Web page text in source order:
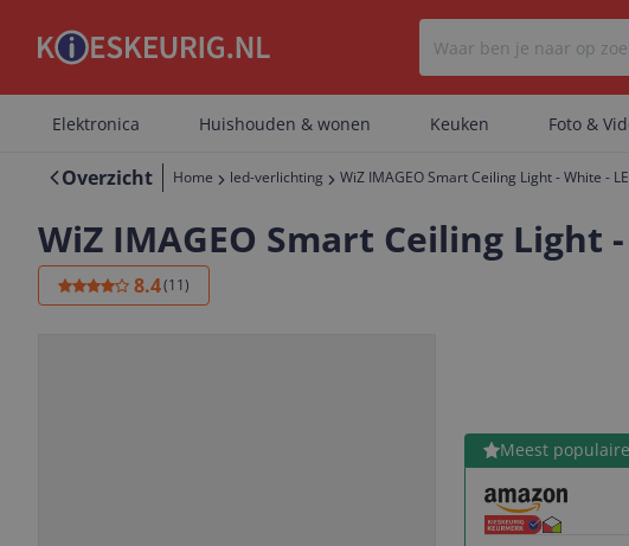
Elektronica Huishouden & wonen Keuken Foto &
Overzicht Home led-verlichting WiZ IMAGEO Smart Ceiling Light - White -
WiZ IMAGEO Smart Ceiling
8.4(11)
Meest
Bekijk product